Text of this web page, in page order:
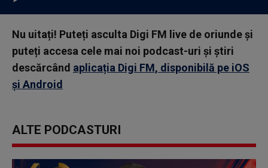
Nu uitați! Puteți asculta Digi FM live de oriunde și
puteți accesa cele mai noi podcast-uri și știri
descărcând aplicația Digi FM, disponibilă pe iOS
și Android
ALTE PODCASTURI